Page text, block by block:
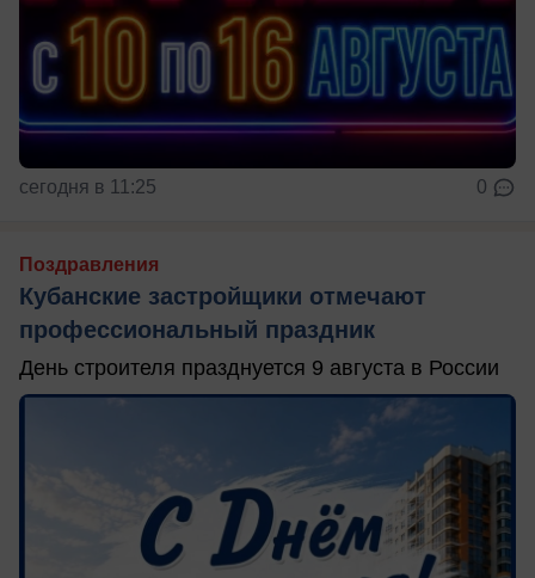
сегодня в 11:25 0
Поздравления
Кубанские застройщики отмечают
профессиональный праздник
День строителя празднуется 9 августа в России